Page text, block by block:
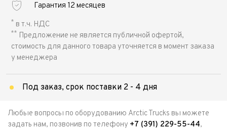
Гарантия 12 месяцев
* в т.ч. НДС
** Предложение не является публичной офертой,
стоимость для данного товара уточняется в момент заказа
у менеджера
Под заказ, срок поставки 2 - 4 дня
Любые вопросы по оборудованию Arctic Trucks вы можете
задать нам, позвонив по телефону +7 (391) 229-55-44,